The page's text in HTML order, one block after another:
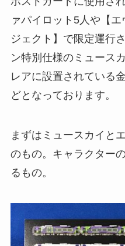
ァパイロット5人や【
ジェクト】で限定運行
ン特別仕様のミュース
レアに設置されている
どとなっております。
まずはミュースカイと
のもの。キャラクター
るもの。